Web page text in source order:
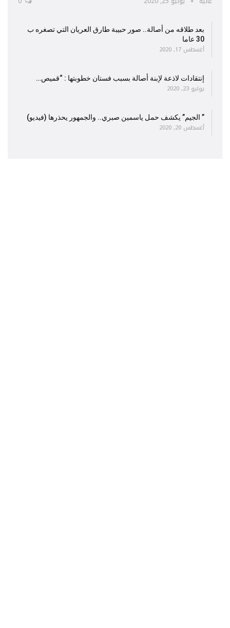
بعد طلاقه من أصالة.. صور حبيبة طارق العريان التي تصغره ب
30 عاما
أغسطس 17, 2020
إنتقادات لاذعة لإبنة أصالة بسبب فستان خطوبتها : “قميص…
يوليو 23, 2020
” الجيم” يكشف حمل ياسمين صبري.. والجمهور يحذرها (فيديو)
أغسطس 20, 2020